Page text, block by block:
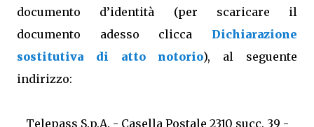
documento d’identità (per scaricare il
documento adesso clicca Dichiarazione
sostitutiva di atto notorio), al seguente
indirizzo:
Telepass S.p.A. - Casella Postale 2310 succ. 39 -